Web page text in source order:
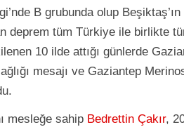
B grubunda olup
deprem tüm Türkiye ile birlikte
10 ilde attığı günlerde
mesajı ve Gaziantep
mesleğe sahip Bedrettin Çakır,